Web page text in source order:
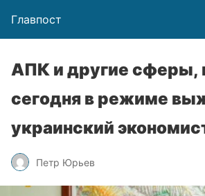
Главпост
АПК и другие сферы,
сегодня в режиме
украинский
Петр Юрьев